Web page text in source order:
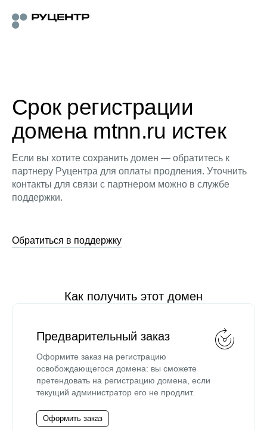
Срок регистрации
домена mtnn.ru истек
Если вы хотите сохранить домен — обратитесь к
партнеру Руцентра для оплаты продления. Уточнить
контакты для связи с партнером можно в службе
поддержки.
Обратиться в поддержку
Как получить этот домен
Предварительный заказ
Оформите заказ на регистрацию
освобождающегося домена: вы сможете
претендовать на регистрацию домена, если
текущий администратор его не продлит.
Оформить заказ